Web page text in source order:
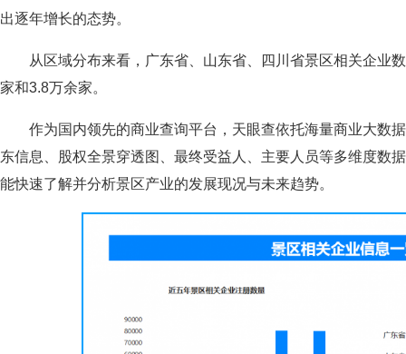
出逐年增长的态势。
从区域分布来看，广东省、山东省、四川省景区相关企业
家和3.8万余家。
作为国内领先的商业查询平台，天眼查依托海量商业大数
东信息、股权全景穿透图、最终受益人、主要人员等多维度数
能快速了解并分析景区产业的发展现况与未来趋势。